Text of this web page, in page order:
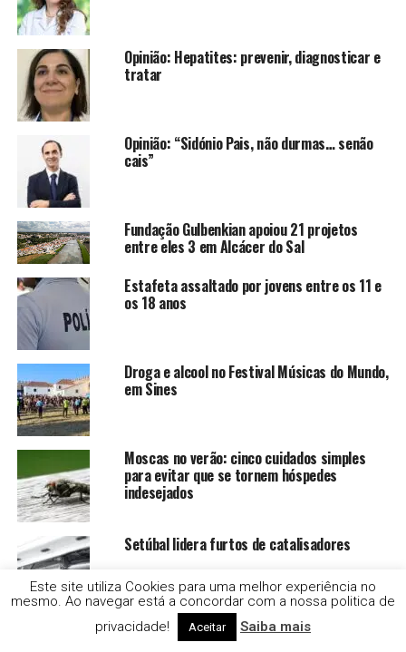
Opinião: Hepatites: prevenir, diagnosticar e
tratar
Opinião: “Sidónio Pais, não durmas… senão
cais”
Fundação Gulbenkian apoiou 21 projetos
entre eles 3 em Alcácer do Sal
Estafeta assaltado por jovens entre os 11 e
os 18 anos
Droga e alcool no Festival Músicas do Mundo,
em Sines
Moscas no verão: cinco cuidados simples
para evitar que se tornem hóspedes
indesejados
Setúbal lidera furtos de catalisadores
31 dos 50 municípios mais procurados têm
rendas abaixo de 1.000 euros.
Este site utiliza Cookies para uma melhor experiência no
mesmo. Ao navegar está a concordar com a nossa politica de
privacidade!
Aceitar Saiba mais